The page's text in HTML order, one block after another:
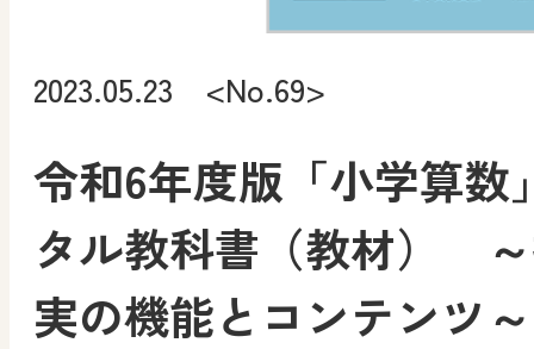
2023.05.23 <No.69>
令和6年度版「小学算数
タル教科書（教材）
実の機能とコンテンツ～